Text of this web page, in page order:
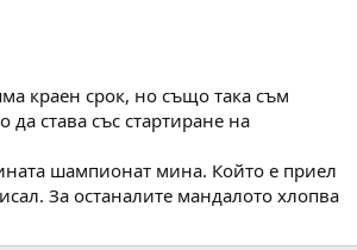
краен срок, но също така съм
да става със стартиране на
шампионат мина. Който е приел
За останалите мандалото хлопва